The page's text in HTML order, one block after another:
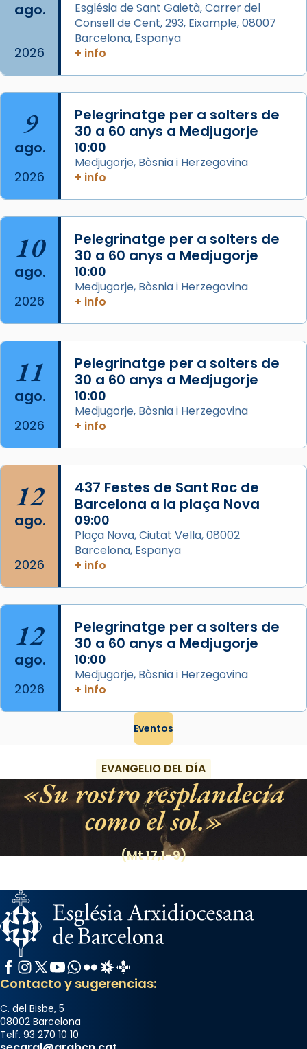
Aquest dilluns, 27 de juliol, ha tingut lloc la
missa d’acció de gràcies en agraïment al
comitè organitzador de la visita apostòlica
L’arquebisbe de Barcelona, el cardenal Joan
Josep Omella, ha presidit la missa i l’ha
concelebrat el bisbe auxiliar de Barcelona,
Mons. David Abadías.
📸 Dr. G. Simón
Foto
Arquebisbat de Barcelona
2 weeks ago
Memòria de les santes Juliana i
Acompanyant la història de sant Cugat, a
partir de l’Edat Mitjana sorgeix la tradició
que les santes Juliana (“relatiu a Júlia”) i
Semproniana (“relatiu a Semprònia =
eterna”) són deixebles seves. I l’any 1667, el
frare Joan Gaspar Roig, afirma en una obra
que les santes són filles de l’antiga Iluro.
Mataró en reivindicarà les relíq
Foto
View on Facebook · Share
ago.
2026
Església de Sant Gaietà, Carrer del
Consell de Cent, 293, Eixample, 08007
Barcelona, Espanya
+ info
9
ago.
2026
Pelegrinatge per a solters de
30 a 60 anys a Medjugorje
10:00
Medjugorje, Bòsnia i Herzegovina
+ info
10
ago.
2026
Pelegrinatge per a solters de
30 a 60 anys a Medjugorje
10:00
Medjugorje, Bòsnia i Herzegovina
+ info
11
ago.
2026
Pelegrinatge per a solters de
30 a 60 anys a Medjugorje
10:00
Medjugorje, Bòsnia i Herzegovina
+ info
12
ago.
2026
437 Festes de Sant Roc de
Barcelona a la plaça Nova
09:00
Plaça Nova, Ciutat Vella, 08002
Barcelona, Espanya
+ info
12
ago.
2026
Pelegrinatge per a solters de
30 a 60 anys a Medjugorje
10:00
Medjugorje, Bòsnia i Herzegovina
+ info
Eventos
EVANGELIO DEL DÍA
Su rostro resplandecía
como el sol.
(Mt 17,1-9)
Facebook
Instagram
X / Twitter
YouTube
WhatsApp
FlickrRadio Estel
Catalunya Cristiana
Contacto y sugerencias:
C. del Bisbe, 5
08002 Barcelona
Telf. 93 270 10 10